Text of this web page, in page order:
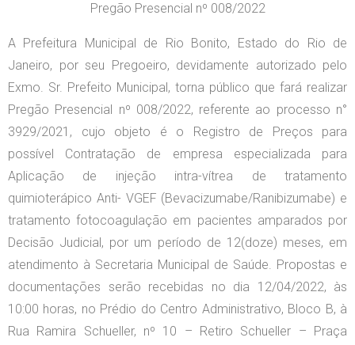
Pregão Presencial nº 008/2022
A Prefeitura Municipal de Rio Bonito, Estado do Rio de
Janeiro, por seu Pregoeiro, devidamente autorizado pelo
Exmo. Sr. Prefeito Municipal, torna público que fará realizar
Pregão Presencial nº 008/2022, referente ao processo n°
3929/2021, cujo objeto é o Registro de Preços para
possível Contratação de empresa especializada para
Aplicação de injeção intra-vítrea de tratamento
quimioterápico Anti- VGEF (Bevacizumabe/Ranibizumabe) e
tratamento fotocoagulação em pacientes amparados por
Decisão Judicial, por um período de 12(doze) meses, em
atendimento à Secretaria Municipal de Saúde. Propostas e
documentações serão recebidas no dia 12/04/2022, às
10:00 horas, no Prédio do Centro Administrativo, Bloco B, à
Rua Ramira Schueller, nº 10 – Retiro Schueller – Praça